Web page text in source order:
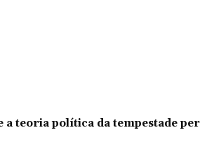
a teoria política da tempestade